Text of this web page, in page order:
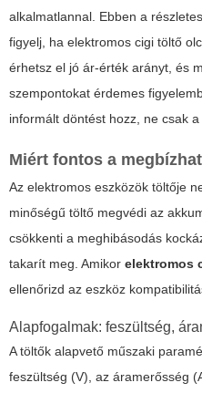
alkalmatlannal. Ebben a
figyelj, ha elektromos cigi töltő
érhetsz el jó ár-érték arányt, és
szempontokat érdemes
informált döntést hozz, ne csak
Miért fontos a
Az elektromos eszközök töltője
minőségű töltő megvédi az
csökkenti a meghibásodás
takarít meg. Amikor elektromos
ellenőrizd az eszköz
Alapfogalmak: feszültség,
A töltők alapvető műszaki
feszültség (V), az áramerősség